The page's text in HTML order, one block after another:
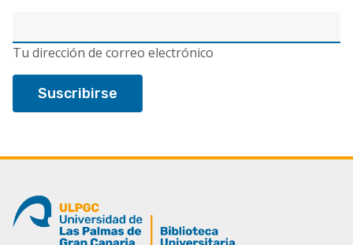
electrónico
Tu dirección de correo electrónico